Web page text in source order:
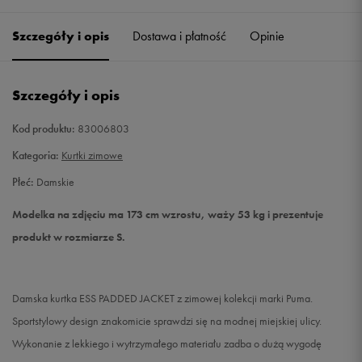
S Powiadom o dostępności
Szczegóły i opis Dostawa i płatność Opinie
Szczegóły i opis
Kod produktu: 83006803
Kategoria: Kurtki zimowe
Płeć: Damskie
Modelka na zdjęciu ma 173 cm wzrostu, waży 53 kg i prezentuje
produkt w rozmiarze S.
Damska kurtka ESS PADDED JACKET z zimowej kolekcji marki Puma.
Sportstylowy design znakomicie sprawdzi się na modnej miejskiej ulicy.
Wykonanie z lekkiego i wytrzymałego materiału zadba o dużą wygodę